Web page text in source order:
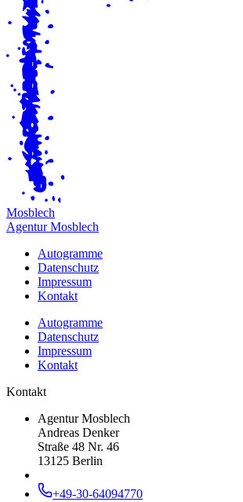
Mosblech
Agentur Mosblech
Autogramme
Datenschutz
Impressum
Kontakt
Autogramme
Datenschutz
Impressum
Kontakt
Kontakt
Agentur Mosblech
Andreas Denker
Straße 48 Nr. 46
13125 Berlin
+49-30-64094770